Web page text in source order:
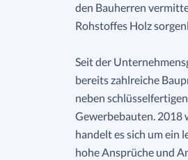
den Bauherren
Rohstoffes Holz
Seit der
bereits zahlreiche
neben
Gewerbebauten. 2018
handelt es sich um ein
hohe Ansprüche und